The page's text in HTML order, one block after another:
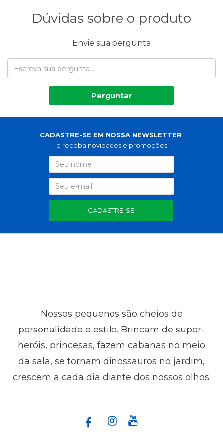
Dúvidas sobre o produto
Envie sua pergunta
Perguntar
CADASTRE-SE EM NOSSA NEWSLETTER
e receba novidades e promoções
CADASTRE-SE
Nossos pequenos são cheios de
personalidade e estilo. Brincam de super-
heróis, princesas, fazem cabanas no meio
da sala, se tornam dinossauros no jardim,
crescem a cada dia diante dos nossos olhos.